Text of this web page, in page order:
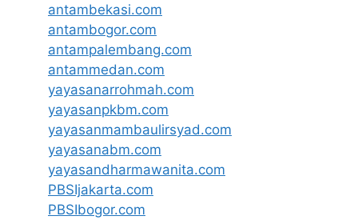
antambekasi.com
antambogor.com
antampalembang.com
antammedan.com
yayasanarrohmah.com
yayasanpkbm.com
yayasanmambaulirsyad.com
yayasanabm.com
yayasandharmawanita.com
PBSIjakarta.com
PBSIbogor.com